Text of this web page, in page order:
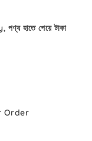
হাতে পেয়ে টাকা
Order